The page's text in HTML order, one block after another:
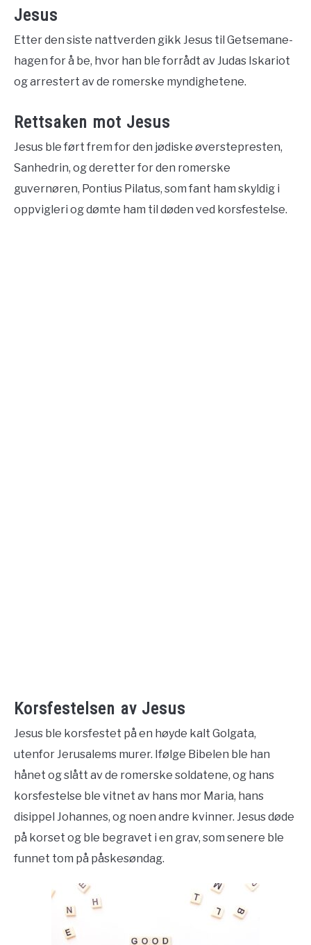
Jesus
Etter den siste nattverden gikk Jesus til Getsemane-
hagen for å be, hvor han ble forrådt av Judas Iskariot
og arrestert av de romerske myndighetene.
Rettsaken mot Jesus
Jesus ble ført frem for den jødiske øverstepresten,
Sanhedrin, og deretter for den romerske
guvernøren, Pontius Pilatus, som fant ham skyldig i
oppvigleri og dømte ham til døden ved korsfestelse.
Korsfestelsen av Jesus
Jesus ble korsfestet på en høyde kalt Golgata,
utenfor Jerusalems murer. Ifølge Bibelen ble han
hånet og slått av de romerske soldatene, og hans
korsfestelse ble vitnet av hans mor Maria, hans
disippel Johannes, og noen andre kvinner. Jesus døde
på korset og ble begravet i en grav, som senere ble
funnet tom på påskesøndag.